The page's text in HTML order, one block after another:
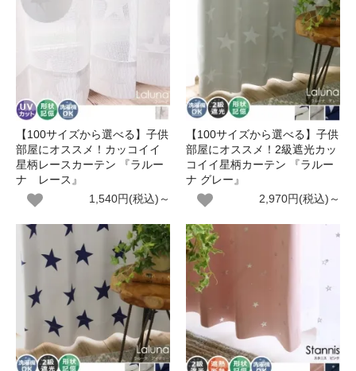
【100サイズから選べる】子供
部屋にオススメ！カッコイイ
星柄レースカーテン 『ラルー
ナ レース』
1,540円(税込)～
【100サイズから選べる】子供
部屋にオススメ！2級遮光カッ
コイイ星柄カーテン 『ラルー
ナ グレー』
2,970円(税込)～